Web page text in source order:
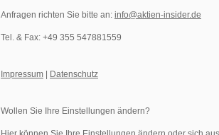
Anfragen richten Sie bitte an: info@aktien-insider.de
Tel. & Fax: +49 355 547881559
Impressum Datenschutz
Wollen Sie Ihre Einstellungen ändern?